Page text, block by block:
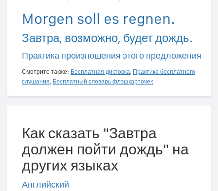
Morgen soll es regnen.
Завтра, возможно, будет дождь.
Практика произношения этого предложения
Смотрите также: Бесплатная диктовка, Практика бесплатного
слушания, Бесплатный словарь флэшкарточек
Как сказать "Завтра
должен пойти дождь" на
других языках
Английский